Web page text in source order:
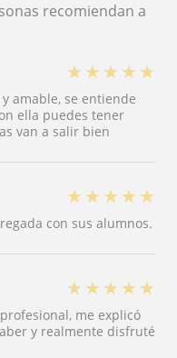
recomiendan a
★ ★ ★ ★ ★
amable, se entiende
ella puedes tener
van a salir bien
★ ★ ★ ★ ★
con sus alumnos.
★ ★ ★ ★ ★
me explicó
y realmente disfruté